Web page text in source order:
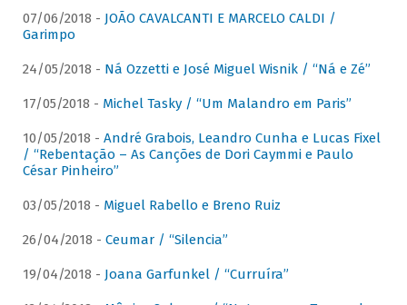
07/06/2018 - JOÃO CAVALCANTI E MARCELO CALDI /
Garimpo
24/05/2018 - Ná Ozzetti e José Miguel Wisnik / “Ná e Zé”
17/05/2018 - Michel Tasky / “Um Malandro em Paris”
10/05/2018 - André Grabois, Leandro Cunha e Lucas Fixel
/ “Rebentação – As Canções de Dori Caymmi e Paulo
César Pinheiro”
03/05/2018 - Miguel Rabello e Breno Ruiz
26/04/2018 - Ceumar / “Silencia”
19/04/2018 - Joana Garfunkel / “Curruíra”